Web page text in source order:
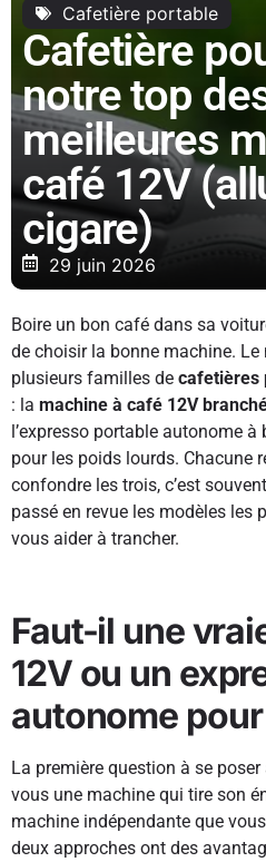
Cafetière portable
Cafetière
notre top
meilleures
café 12V
cigare)
29 juin 2026
Boire un bon café dans sa
de choisir la bonne machine. Le
plusieurs familles de cafetières
: la machine à café 12V
l’expresso portable autonome
pour les poids lourds. Chacune
confondre les trois, c’est
passé en revue les modèles les
vous aider à trancher.
Faut-il une
12V ou un
autonome
La première question à se
vous une machine qui tire son
machine indépendante que
deux approches ont des